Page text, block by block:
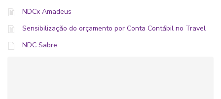
NDCx Amadeus
Sensibilização do orçamento por Conta Contábil no Travel
NDC Sabre